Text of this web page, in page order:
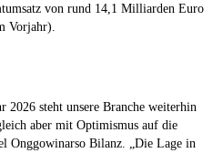
von rund 14,1 Milliarden Euro
Vorjahr).
2026 steht unsere Branche weiterhin
aber mit Optimismus auf die
Onggowinarso Bilanz. „Die Lage in